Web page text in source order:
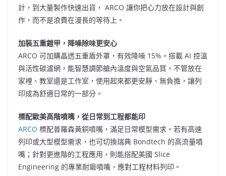
計，到大量製作快速出貨， ARCO 讓你把心力放在設計與創
作，而不是浪費在漫長的等待上。
加裝五重鎧甲，降噪除味更安心
ARCO 可加購晶透五重盾外罩，有效降噪 15%。搭載 AI 控溫
與活性碳濾網，能智慧調節艙內溫度與空氣品質。不管放在
家裡、教室還是工作室，使用起來都更安靜、無負擔，讓列
印成為舒適日常的一部分。
標配歐美高階噴嘴，從日常到工程都能印
ARCO 標配普羅森黃銅噴嘴，滿足日常模型需求。若有高速
列印或大型模型需求，也可切換瑞典 Bondtech 的高流量噴
嘴；針對更進階的工程應用，則能搭配美國 Slice
Engineering 的專業耐磨噴嘴，應對工程材料列印。